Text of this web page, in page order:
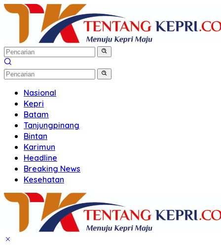
Langsung
konten
Nasional
Kepri
Batam
Tanjungpinang
Bintan
Karimun
Headline
Breaking News
Kesehatan